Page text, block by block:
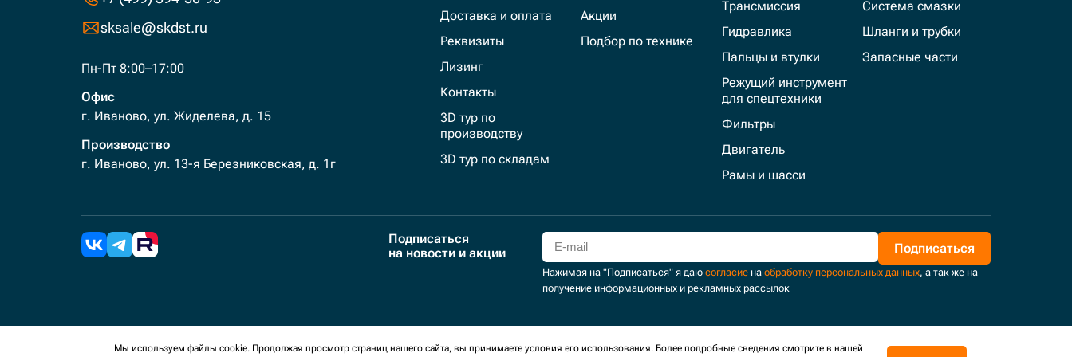
sksale@skdst.ru
Пн-Пт 8:00–17:00
Офис
г. Иваново, ул. Жиделева, д. 15
Производство
г. Иваново, ул. 13-я Березниковская, д. 1г
Доставка и оплата
Реквизиты
Лизинг
Контакты
3D тур по
производству
3D тур по складам
Акции
Подбор по технике
Трансмиссия
Гидравлика
Пальцы и втулки
Режущий инструмент
для спецтехники
Фильтры
Двигатель
Рамы и шасси
Система смазки
Шланги и трубки
Запасные части
Подписаться
на новости и акции
Подписаться
Нажимая на "Подписаться" я даю согласиена обработку персональных данных, а так же на
получение информационных и рекламных рассылок
2026 Все права защищены. Мы используем cookies для сбора обезличенных персональных данных. Оставаясь на
Мы используем файлы cookie. Продолжая просмотр страниц нашего сайта, вы принимаете условия его использования. Более подробные сведения смотрите в нашей